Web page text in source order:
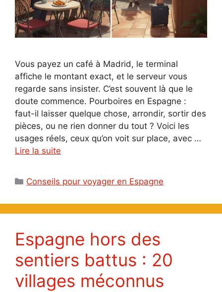
Vous payez un café à Madrid, le terminal
affiche le montant exact, et le serveur vous
regarde sans insister. C’est souvent là que le
doute commence. Pourboires en Espagne :
faut-il laisser quelque chose, arrondir, sortir des
pièces, ou ne rien donner du tout ? Voici les
usages réels, ceux qu’on voit sur place, avec …
Lire la suite
Catégories
Conseils pour voyager en Espagne
Espagne hors des
sentiers battus : 20
villages méconnus